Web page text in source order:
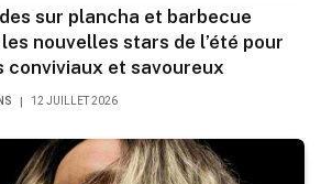
sur plancha et barbecue
les nouvelles stars de l’été pour
conviviaux et savoureux
12 JUILLET 2026